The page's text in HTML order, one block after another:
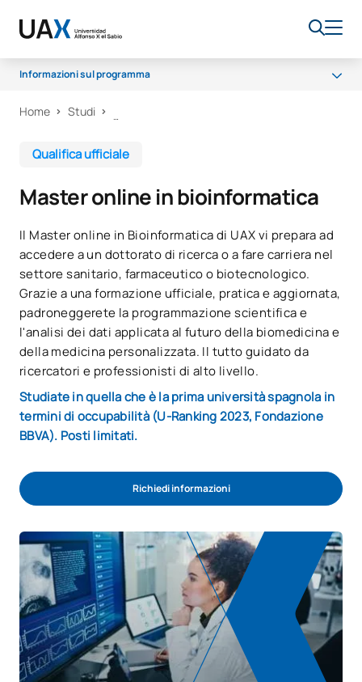
Informazioni sul programma
Programma
Borse di studio e aiuti finanziari
Opportunità di carriera
Domande frequenti
Qualità
Home Studi
Qualifica ufficiale
Master online in bioinformatica
Il Master online in Bioinformatica di UAX vi prepara ad
accedere a un dottorato di ricerca o a fare carriera nel
settore sanitario, farmaceutico o biotecnologico.
Grazie a una formazione ufficiale, pratica e aggiornata,
padroneggerete la programmazione scientifica e
l'analisi dei dati applicata al futuro della biomedicina e
della medicina personalizzata. Il tutto guidato da
ricercatori e professionisti di alto livello.
Studiate in quella che è la prima università spagnola in
termini di occupabilità (U-Ranking 2023, Fondazione
BBVA). Posti limitati.
Richiedi informazioni